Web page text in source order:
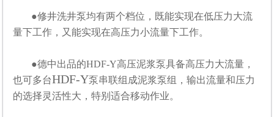
●修井洗井泵均有两个档位，既能实现在低压力大流
量下工作，又能实现在高压力小流量下工作。
●德中出品的HDF-Y高压泥浆泵具备高压力大流量，
也可多台HDF-Y泵串联组成泥浆泵组，输出流量和压力
的选择灵活性大，特别适合移动作业。